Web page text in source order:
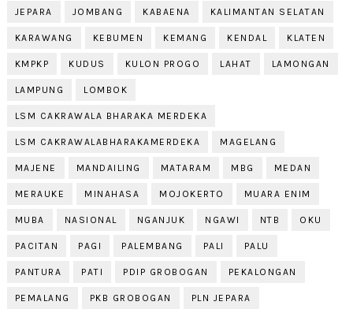
JEPARA JOMBANG KABAENA KALIMANTAN SELATAN
KARAWANG KEBUMEN KEMANG KENDAL KLATEN
KMPKP KUDUS KULON PROGO LAHAT LAMONGAN
LAMPUNG LOMBOK
LSM CAKRAWALA BHARAKA MERDEKA
LSM CAKRAWALABHARAKAMERDEKA MAGELANG
MAJENE MANDAILING MATARAM MBG MEDAN
MERAUKE MINAHASA MOJOKERTO MUARA ENIM
MUBA NASIONAL NGANJUK NGAWI NTB OKU
PACITAN PAGI PALEMBANG PALI PALU
PANTURA PATI PDIP GROBOGAN PEKALONGAN
PEMALANG PKB GROBOGAN PLN JEPARA